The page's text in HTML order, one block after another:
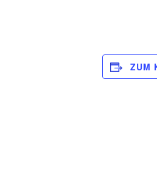
ZUM